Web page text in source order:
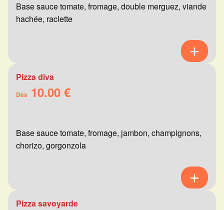
Base sauce tomate, fromage, double merguez, viande
hachée, raclette
Pizza diva
Dès 10.00 €
Base sauce tomate, fromage, jambon, champignons,
chorizo, gorgonzola
Pizza savoyarde